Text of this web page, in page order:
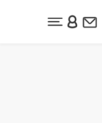
Desplegar
Inicia